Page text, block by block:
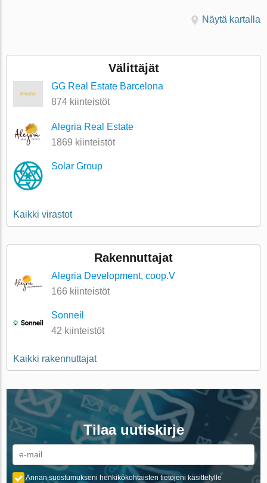
Näytä kartalla
Välittäjät
GG Real Estate Barcelona
874 kiinteistöt
Alegria Real Estate
1869 kiinteistöt
Solar Group
Kaikki virastot
Rakennuttajat
Alegria Development, coop.V
166 kiinteistöt
Sonneil
42 kiinteistöt
Kaikki rakennuttajat
Tilaa uutiskirje
Annan suostumukseni henkikökohtaisten tietojeni käsittelylle